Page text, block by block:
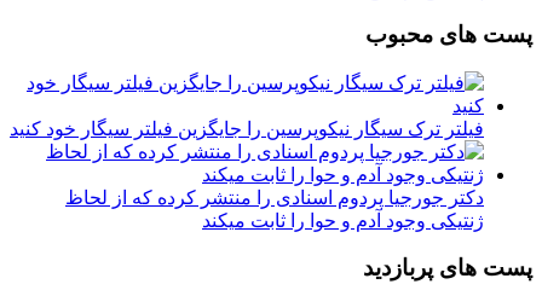
پست های محبوب
فیلتر ترک سیگار نیکوپرسین را جایگزین فیلتر سیگار خود کنید
دکتر جورجیا پردوم اسنادی را منتشر کرده که از لحاظ
ژنتیکی وجود آدم و حوا را ثابت میکند
پست های پربازدید